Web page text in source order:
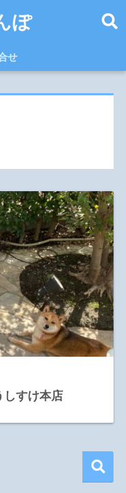
ぽ
せ
すけ本店